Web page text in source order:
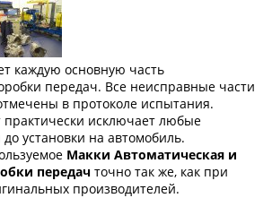
каждую основную часть
передач. Все неисправные части
в протоколе испытания.
практически исключает любые
установки на автомобиль.
Макки Автоматическая и
передач точно так же, как при
производителей.